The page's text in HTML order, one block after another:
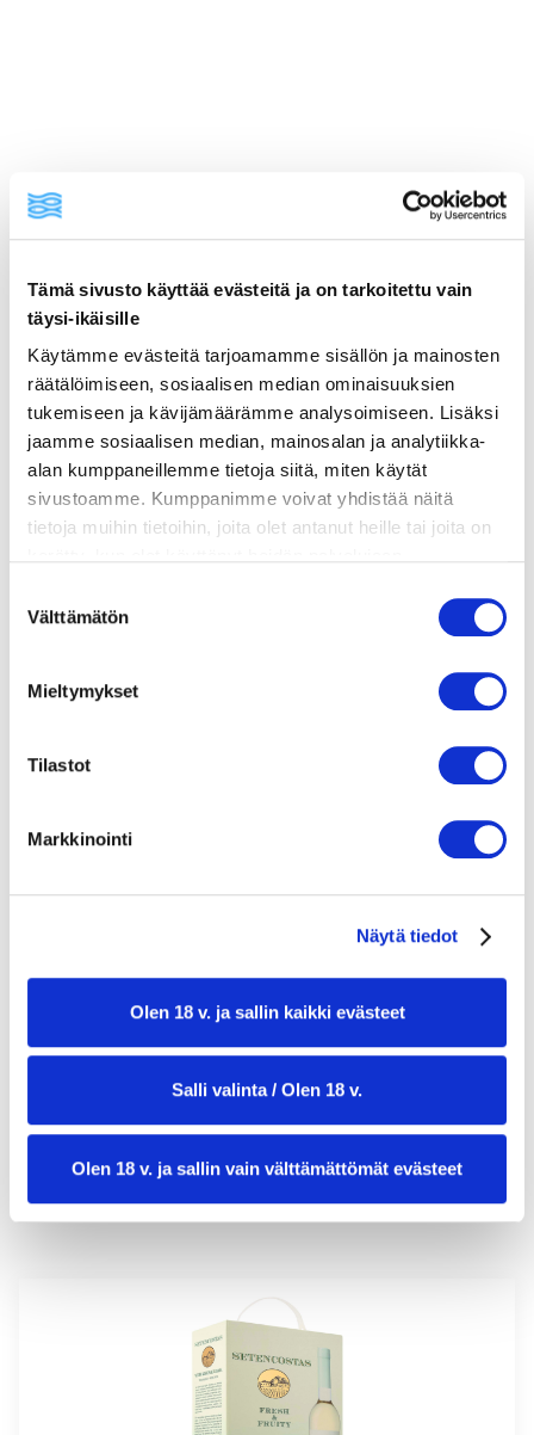
Tämä sivusto käyttää evästeitä ja on tarkoitettu vain
täysi-ikäisille
Käytämme evästeitä tarjoamamme sisällön ja mainosten
räätälöimiseen, sosiaalisen median ominaisuuksien
tukemiseen ja kävijämäärämme analysoimiseen. Lisäksi
jaamme sosiaalisen median, mainosalan ja analytiikka-
alan kumppaneillemme tietoja siitä, miten käytät
sivustoamme. Kumppanimme voivat yhdistää näitä
tietoja muihin tietoihin, joita olet antanut heille tai joita on
tai vanhempi. Vahvista ikäsi käyttääksesi sivustoa.
valinta
Välttämätön
Mieltymykset
Tilastot
Markkinointi
Näytä tiedot
Olen 18 v. ja sallin kaikki evästeet
Salli valinta / Olen 18 v.
Olen 18 v. ja sallin vain välttämättömät evästeet
valmistusohje
lisätietoja
vettä keittämiseen
valkopippuria
valmistusaika:30 min
annosmäärä:6